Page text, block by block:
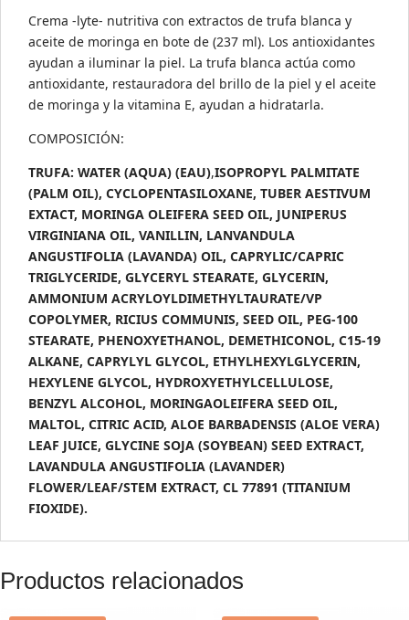
Crema -lyte- nutritiva con extractos de trufa blanca y
aceite de moringa en bote de (237 ml). Los antioxidantes
ayudan a iluminar la piel. La trufa blanca actúa como
antioxidante, restauradora del brillo de la piel y el aceite
de moringa y la vitamina E, ayudan a hidratarla.
COMPOSICIÓN:
TRUFA: WATER (AQUA) (EAU),ISOPROPYL PALMITATE
(PALM OIL), CYCLOPENTASILOXANE, TUBER AESTIVUM
EXTACT, MORINGA OLEIFERA SEED OIL, JUNIPERUS
VIRGINIANA OIL, VANILLIN, LANVANDULA
ANGUSTIFOLIA (LAVANDA) OIL, CAPRYLIC/CAPRIC
TRIGLYCERIDE, GLYCERYL STEARATE, GLYCERIN,
AMMONIUM ACRYLOYLDIMETHYLTAURATE/VP
COPOLYMER, RICIUS COMMUNIS, SEED OIL, PEG-100
STEARATE, PHENOXYETHANOL, DEMETHICONOL, C15-19
ALKANE, CAPRYLYL GLYCOL, ETHYLHEXYLGLYCERIN,
HEXYLENE GLYCOL, HYDROXYETHYLCELLULOSE,
BENZYL ALCOHOL, MORINGAOLEIFERA SEED OIL,
MALTOL, CITRIC ACID, ALOE BARBADENSIS (ALOE VERA)
LEAF JUICE, GLYCINE SOJA (SOYBEAN) SEED EXTRACT,
LAVANDULA ANGUSTIFOLIA (LAVANDER)
FLOWER/LEAF/STEM EXTRACT, CL 77891 (TITANIUM
FIOXIDE).
Productos relacionados